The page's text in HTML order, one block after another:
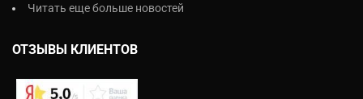
Читать еще больше новостей
ОТЗЫВЫ КЛИЕНТОВ